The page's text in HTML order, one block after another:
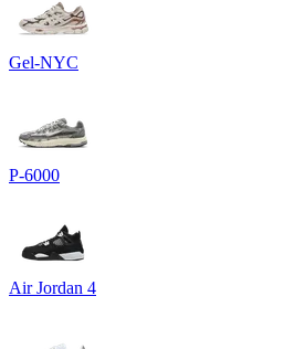
Gel-NYC
P-6000
Air Jordan 4